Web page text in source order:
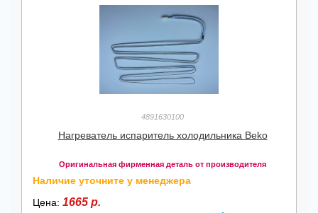
4891630100
Нагреватель испаритель холодильника Beko
Оригинальная фирменная деталь от производителя
Наличие уточните у менеджера
Цена: 1665 р.